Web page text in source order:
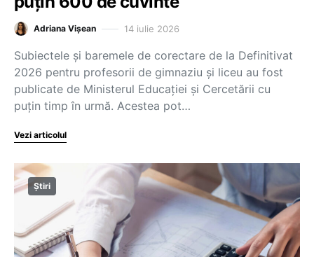
Adriana Vișean 14 iulie 2026
Subiectele și baremele de corectare de la Definitivat
2026 pentru profesorii de gimnaziu și liceu au fost
publicate de Ministerul Educației și Cercetării cu
puțin timp în urmă. Acestea pot…
Vezi articolul
Știri